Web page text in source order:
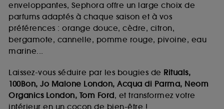
enveloppantes, Sephora offre un large choix de
parfums adaptés à chaque saison et à vos
préférences : orange douce, cèdre, citron,
bergamote, cannelle, pomme rouge, pivoine, eau
marine...
Laissez-vous séduire par les bougies de Rituals,
100Bon, Jo Malone London, Acqua di Parma, Neom
Organics London, Tom Ford, et transformez votre
intérieur en un cocon de bien-être !